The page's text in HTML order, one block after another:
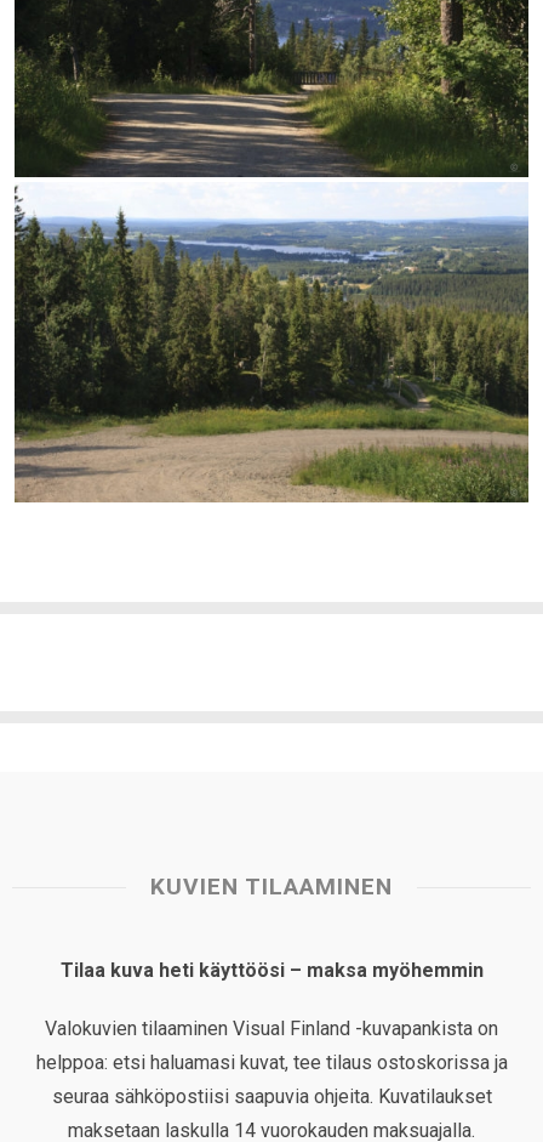
KUVIEN TILAAMINEN
Tilaa kuva heti käyttöösi – maksa myöhemmin
Valokuvien tilaaminen Visual Finland -kuvapankista on
helppoa: etsi haluamasi kuvat, tee tilaus ostoskorissa ja
seuraa sähköpostiisi saapuvia ohjeita. Kuvatilaukset
maksetaan laskulla 14 vuorokauden maksuajalla.